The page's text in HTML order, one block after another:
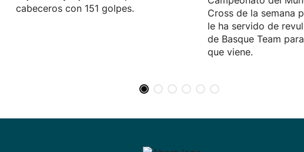
cabeceros con 151 golpes.
Cross de la semana
le ha servido de
de Basque Team
que viene.